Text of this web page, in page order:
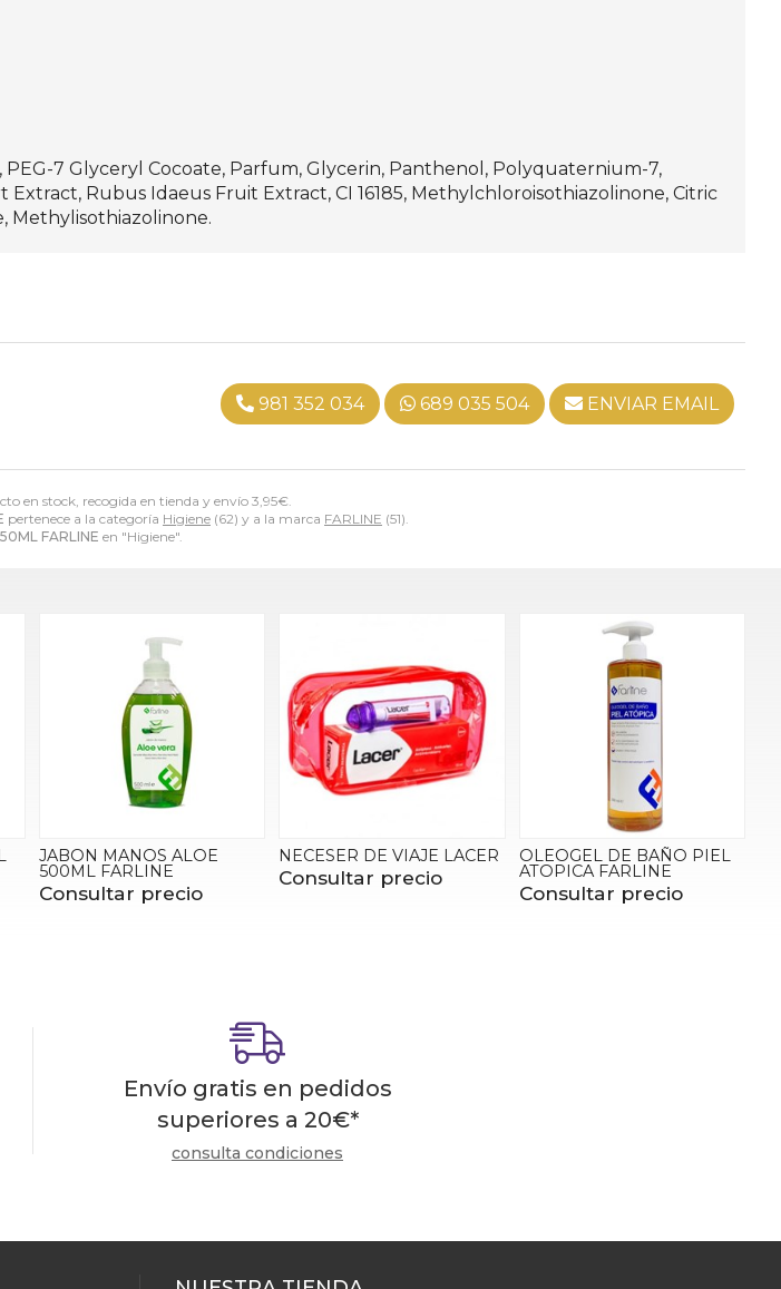
en stock, recogida en tienda y envío3,95€
pertenece a la categoría Higiene (62) y a la marca FARLINE (51).
FARLINE en "Higiene".
7 Glyceryl Cocoate, Parfum, Glycerin, Panthenol, Polyquaternium-7,
Rubus Idaeus Fruit Extract, CI 16185, Methylchloroisothiazolinone, Citric
Methylisothiazolinone.
981 352 034 689 035 504 ENVIAR EMAIL
JABON MANOS ALOE
500ML FARLINE
Consultar precio
NECESER DE VIAJE LACER
Consultar precio
OLEOGEL DE BAÑO PIEL
ATOPICA FARLINE
Consultar precio
Envío gratis en pedidos
superiores a 20€*
consulta condiciones